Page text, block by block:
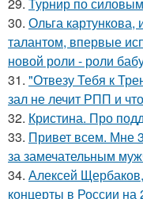
30. Ольга
талантом, впервые
новой роли - роли
31. "Отвезу Тебя к
зал не лечит РПП и
32. Кристина. Про
33. Привет всем. Мне
за замечательным
34. Алексей
концерты в России на